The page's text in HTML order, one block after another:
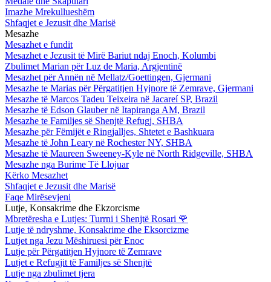
Imazhe Mrekullueshëm
Shfaqjet e Jezusit dhe Marisë
Mesazhe
Mesazhet e fundit
Mesazhet e Jezusit të Mirë Bariut ndaj Enoch, Kolumbi
Zbulimet Marian për Luz de Maria, Argjentinë
Mesazhet për Annën në Mellatz/Goettingen, Gjermani
Mesazhe te Marias për Përgatitjen Hyjnore të Zemrave, Gjermani
Mesazhe të Marcos Tadeu Teixeira në Jacareí SP, Brazil
Mesazhe të Edson Glauber në Itapiranga AM, Brazil
Mesazhe te Familjes së Shenjtë Refugj, SHBA
Mesazhe për Fëmijët e Ringjalljes, Shtetet e Bashkuara
Mesazhe të John Leary në Rochester NY, SHBA
Mesazhe të Maureen Sweeney-Kyle në North Ridgeville, SHBA
Mesazhe nga Burime Të Llojuar
Kërko Mesazhet
Shfaqjet e Jezusit dhe Marisë
Faqe Mirësevjeni
Lutje, Konsakrime dhe Ekzorcisme
Mbretëresha e Lutjes: Turrni i Shenjtë Rosari 🌹
Lutje të ndryshme, Konsakrime dhe Eksorcizme
Lutjet nga Jezu Mëshiruesi për Enoc
Lutje për Përgatitjen Hyjnore të Zemrave
Lutjet e Refugjit të Familjes së Shenjtë
Lutje nga zbulimet tjera